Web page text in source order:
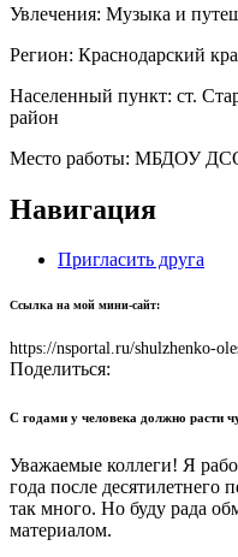
Увлечения: Музыка и
Регион: Краснодарский
Населенный пункт: ст.
район
Место работы: МБДОУ
Навигация
Пригласить друга
Ссылка на мой мини-сайт:
https://nsportal.ru/shulzhenko-
Поделиться:
С годами у человека должно расти
Уважаемые коллеги! Я
года после десятилетнего
так много. Но буду рада
материалом.